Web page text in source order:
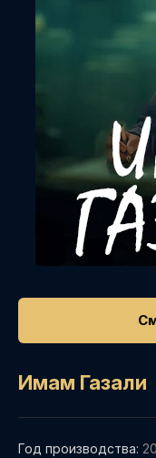
Имам Газали
Год производства: